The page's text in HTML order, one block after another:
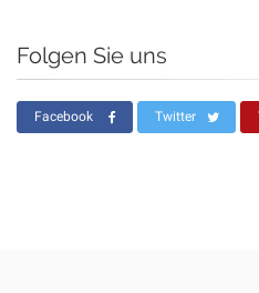
Folgen Sie uns
Facebook Twitter